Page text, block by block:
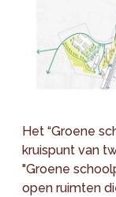
​Het “Groene
kruispunt van
"Groene
open ruimten